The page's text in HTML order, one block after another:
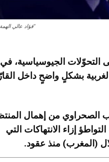
“فؤاد عالي
التحوّلات الجيوسياسية، في
بشكلٍ واضحٍ داخل
الصحراوي من إهمال
إزاء الانتهاكات التي
(المغرب) منذ عقود.